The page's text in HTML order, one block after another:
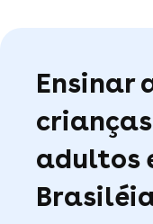
Ensinar
adultos